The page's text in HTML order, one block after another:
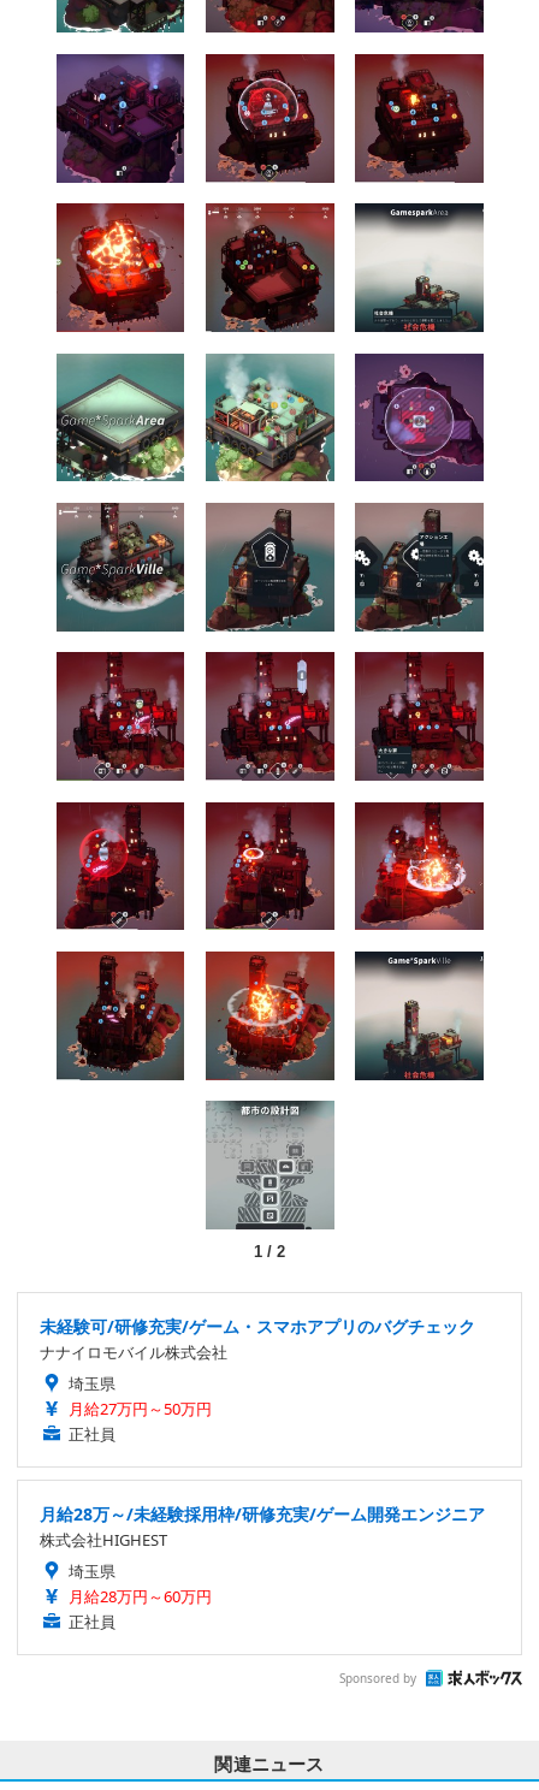
1/ 2
未経験可/研修充実/ゲーム・スマホアプリのバグチェック
ナナイロモバイル株式会社
埼玉県
月給27万円～50万円
正社員
月給28万～/未経験採用枠/研修充実/ゲーム開発エンジニア
株式会社HIGHEST
埼玉県
月給28万円～60万円
正社員
Sponsored by
関連ニュース